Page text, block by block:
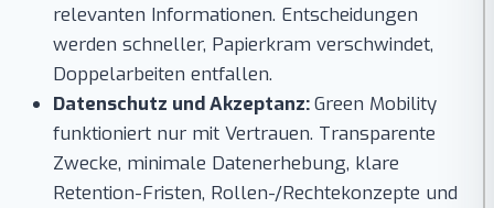
relevanten Informationen. Entscheidungen
werden schneller, Papierkram verschwindet,
Doppelarbeiten entfallen.
Datenschutz und Akzeptanz:Green Mobility
funktioniert nur mit Vertrauen. Transparente
Zwecke, minimale Datenerhebung, klare
Retention-Fristen, Rollen-/Rechtekonzepte und